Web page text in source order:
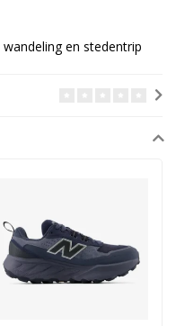
en stedentrip